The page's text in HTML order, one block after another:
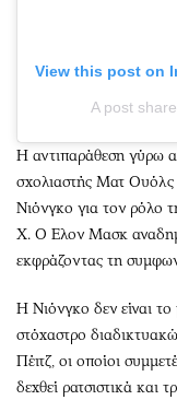
View this post on
A post
Η αντιπαράθεση γύρω
σχολιαστής Ματ Ουόλς
Νιόνγκο για τον ρόλο
X. Ο Ελον Μασκ
εκφράζοντας τη
Η Νιόνγκο δεν είναι το
στόχαστρο
Πέιτζ, οι οποίοι
δεχθεί ρατσιστικά και